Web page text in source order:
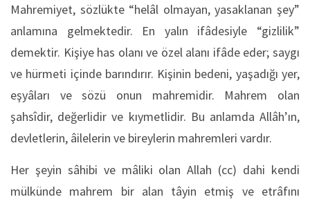
Mahremiyet, sözlükte “helâl olmayan, yasaklanan şey”
anlamına gelmektedir. En yalın ifâdesiyle “gizlilik”
demektir. Kişiye has olanı ve özel alanı ifâde eder; saygı
ve hürmeti içinde barındırır. Kişinin bedeni, yaşadığı yer,
eşyâları ve sözü onun mahremidir. Mahrem olan
şahsîdir, değerlidir ve kıymetlidir. Bu anlamda Allâh’ın,
devletlerin, âilelerin ve bireylerin mahremleri vardır.
Her şeyin sâhibi ve mâliki olan Allah (cc) dahi kendi
mülkünde mahrem bir alan tâyin etmiş ve etrâfını